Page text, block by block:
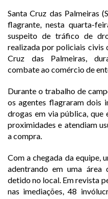
Santa Cruz das Palmeiras
flagrante, nesta quarta-
suspeito de tráfico de
realizada por policiais civis
Cruz das Palmeiras,
combate ao comércio de
Durante o trabalho de
os agentes flagraram dois
drogas em via pública, que
proximidades e atendiam
a compra.
Com a chegada da equipe,
adentrando em uma
detido no local. Em revista
nas imediações, 48